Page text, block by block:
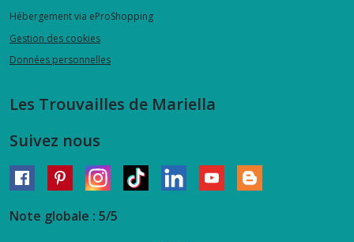
Hébergement via eProShopping
Gestion des cookies
Données personnelles
Les Trouvailles de Mariella
Suivez nous
Note globale : 5/5